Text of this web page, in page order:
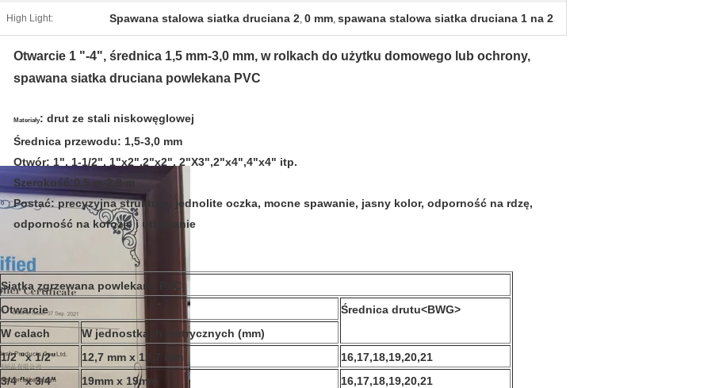
High Light: Spawana stalowa siatka druciana 2, 0 mm, spawana stalowa siatka druciana 1 na 2
Otwarcie 1 "-4", średnica 1,5 mm-3,0 mm, w rolkach do użytku domowego lub ochrony,
spawana siatka druciana powlekana PVC
Materiały: drut ze stali niskowęglowej
Średnica przewodu: 1,5-3,0 mm
Otwór: 1", 1-1/2", 1"x2",2"x2", 2"X3",2"x4",4"x4" itp.
Szerokość:0,5 m-2,8 m
Postać: precyzyjna struktura, jednolite oczka, mocne spawanie, jasny kolor, odporność na rdzę,
odporność na korozję i utlenianie
Siatka zgrzewana powlekana PVC
Otwarcie
Średnica drutu<BWG>
W calach
W jednostkach metrycznych (mm)
1/2 "x 1/2"
12,7 mm x 12,7 mm
16,17,18,19,20,21
3/4 "x 3/4"
19mm x 19mm
16,17,18,19,20,21